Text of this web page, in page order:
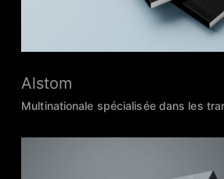
Alstom
Multinationale spécialisée dans les